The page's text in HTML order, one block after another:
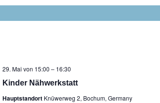
Kinder Nähwerkstatt
29. Mai von 15:00 – 16:30
Hauptstandort Knüwerweg 2, Bochum, Germany